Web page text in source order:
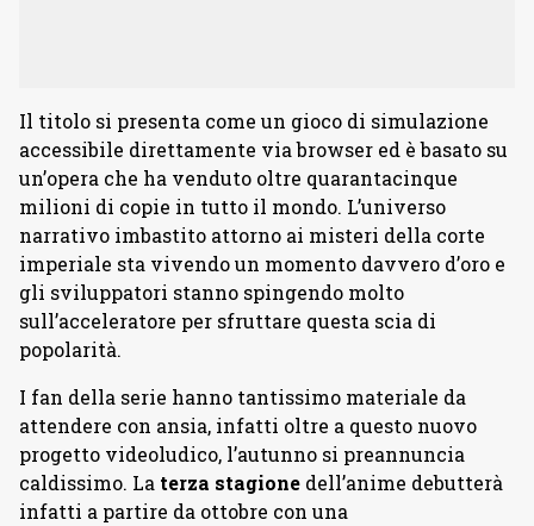
Il titolo si presenta come un gioco di simulazione
accessibile direttamente via browser ed è basato su
un’opera che ha venduto oltre quarantacinque
milioni di copie in tutto il mondo. L’universo
narrativo imbastito attorno ai misteri della corte
imperiale sta vivendo un momento davvero d’oro e
gli sviluppatori stanno spingendo molto
sull’acceleratore per sfruttare questa scia di
popolarità.
I fan della serie hanno tantissimo materiale da
attendere con ansia, infatti oltre a questo nuovo
progetto videoludico, l’autunno si preannuncia
caldissimo. La terza stagione dell’anime debutterà
infatti a partire da ottobre con una